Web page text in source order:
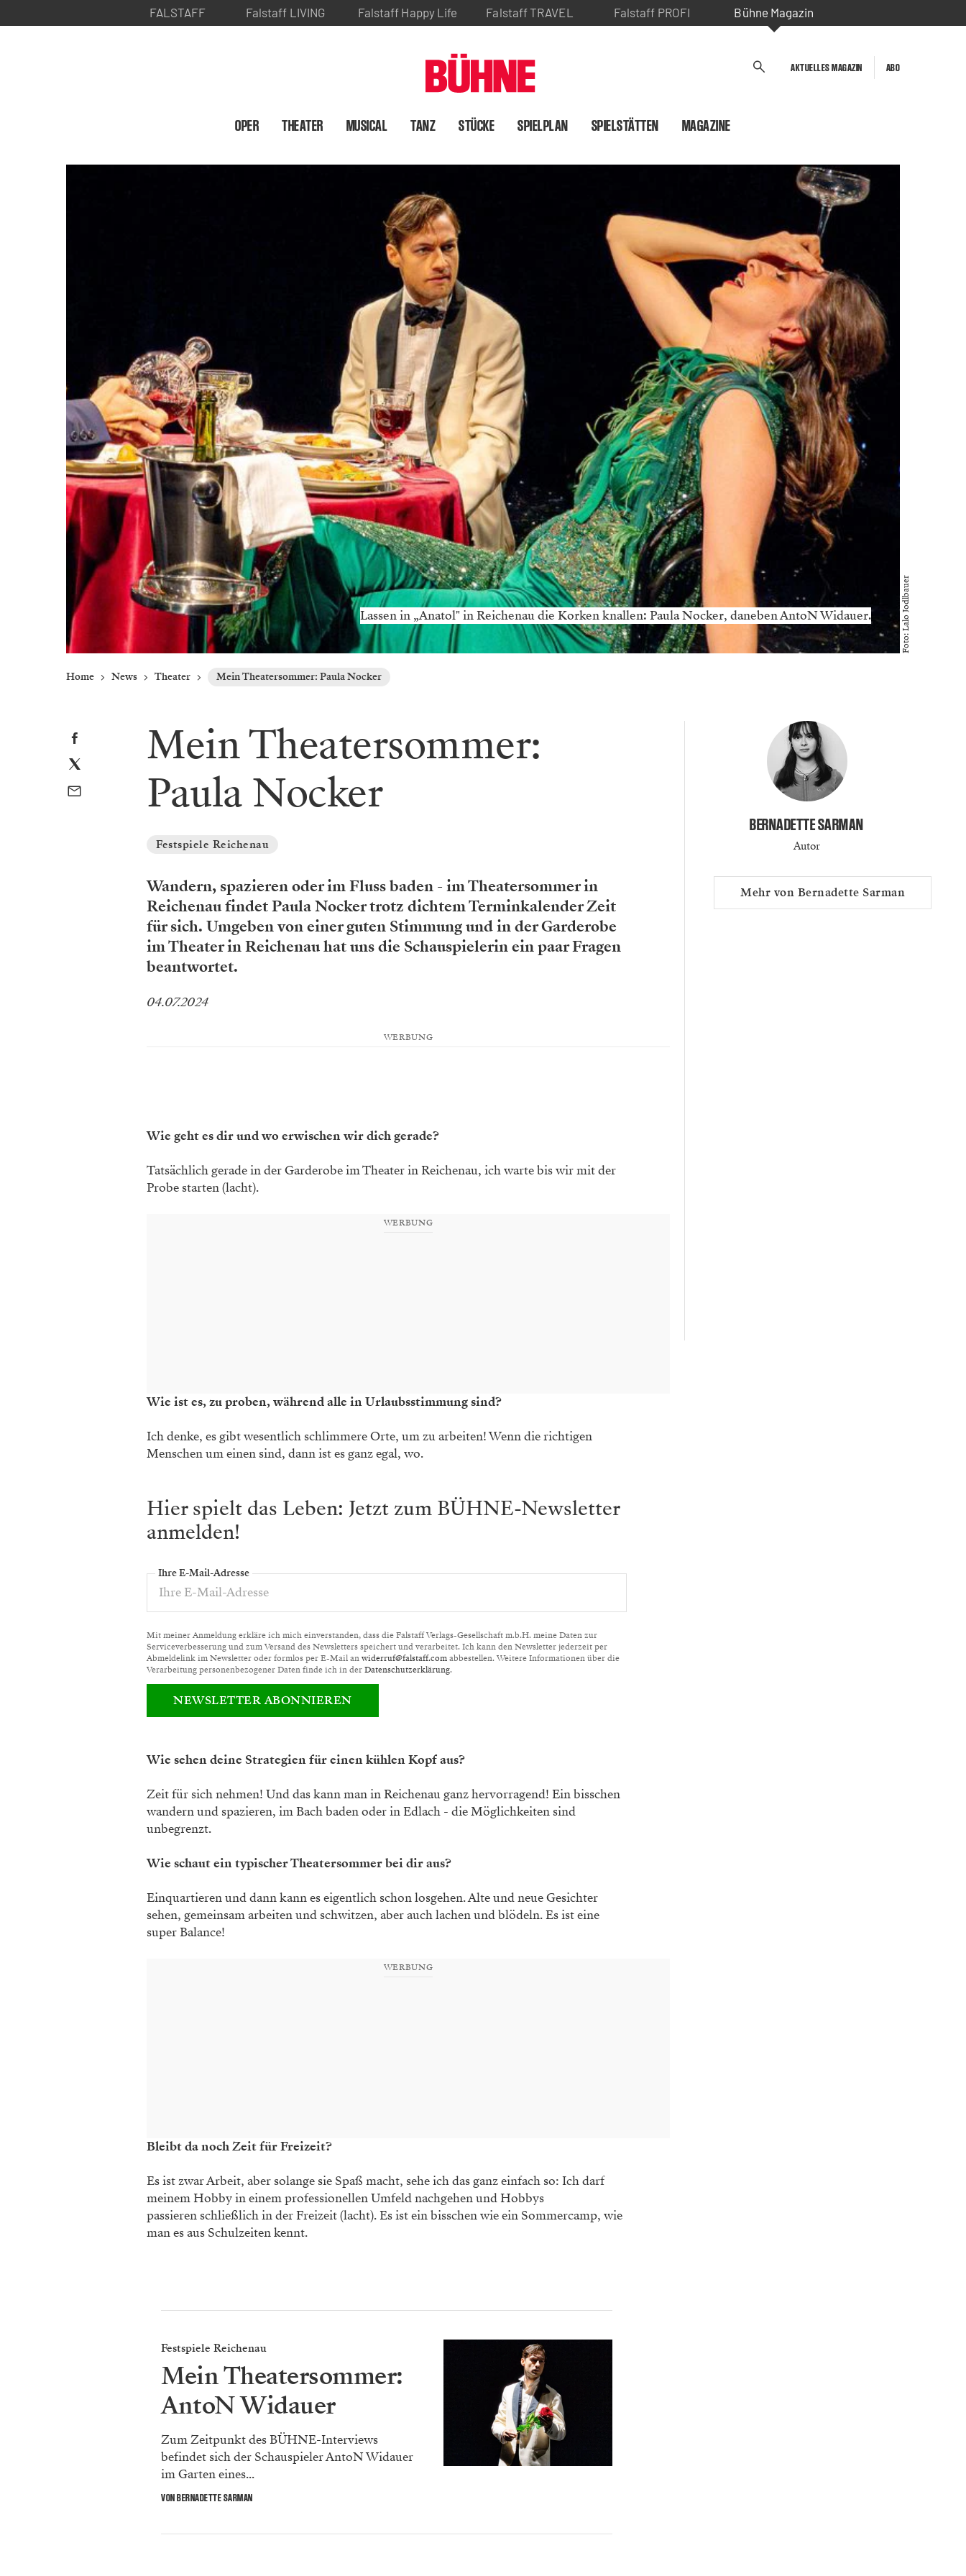
FALSTAFF Falstaff LIVING Falstaff Happy Life Falstaff TRAVEL Falstaff PROFI Bühne Magazin
AKTUELLES MAGAZIN ABO
OPER THEATER MUSICAL TANZ STÜCKE SPIELPLAN SPIELSTÄTTEN MAGAZINE
Lassen in „Anatol" in Reichenau die Korken knallen: Paula Nocker, daneben AntoN Widauer. Foto: Lalo Jodlbauer
Home News Theater Mein Theatersommer: Paula Nocker
Mein Theatersommer:
Paula Nocker
Festspiele Reichenau
Wandern, spazieren oder im Fluss baden - im Theatersommer in
Reichenau findet Paula Nocker trotz dichtem Terminkalender Zeit
für sich. Umgeben von einer guten Stimmung und in der Garderobe
im Theater in Reichenau hat uns die Schauspielerin ein paar Fragen
beantwortet.
04.07.2024
WERBUNG
Wie geht es dir und wo erwischen wir dich gerade?
Tatsächlich gerade in der Garderobe im Theater in Reichenau, ich warte bis wir mit der
Probe starten (lacht).
WERBUNG
Wie ist es, zu proben, während alle in Urlaubsstimmung sind?
Ich denke, es gibt wesentlich schlimmere Orte, um zu arbeiten! Wenn die richtigen
Menschen um einen sind, dann ist es ganz egal, wo.
Hier spielt das Leben: Jetzt zum BÜHNE-Newsletter
anmelden!
Ihre E-Mail-Adresse
Mit meiner Anmeldung erkläre ich mich einverstanden, dass die Falstaff Verlags-Gesellschaft m.b.H. meine Daten zur
Serviceverbesserung und zum Versand des Newsletters speichert und verarbeitet. Ich kann den Newsletter jederzeit per
Abmeldelink im Newsletter oder formlos per E-Mail anwiderruf@falstaff.comabbestellen. Weitere Informationen über die
Verarbeitung personenbezogener Daten finde ich in derDatenschutzerklärung.
NEWSLETTER ABONNIEREN
Wie sehen deine Strategien für einen kühlen Kopf aus?
Zeit für sich nehmen! Und das kann man in Reichenau ganz hervorragend! Ein bisschen
wandern und spazieren, im Bach baden oder in Edlach - die Möglichkeiten sind
unbegrenzt.
Wie schaut ein typischer Theatersommer bei dir aus?
Einquartieren und dann kann es eigentlich schon losgehen. Alte und neue Gesichter
sehen, gemeinsam arbeiten und schwitzen, aber auch lachen und blödeln. Es ist eine
super Balance!
WERBUNG
Bleibt da noch Zeit für Freizeit?
Es ist zwar Arbeit, aber solange sie Spaß macht, sehe ich das ganz einfach so: Ich darf
meinem Hobby in einem professionellen Umfeld nachgehen und Hobbys
passieren schließlich in der Freizeit (lacht). Es ist ein bisschen wie ein Sommercamp, wie
man es aus Schulzeiten kennt.
Festspiele Reichenau
Mein Theatersommer:
AntoN Widauer
Zum Zeitpunkt des BÜHNE-Interviews
befindet sich der Schauspieler AntoN Widauer
im Garten eines...
VON BERNADETTE SARMAN
BERNADETTE SARMAN
Autor
Mehr von Bernadette Sarman